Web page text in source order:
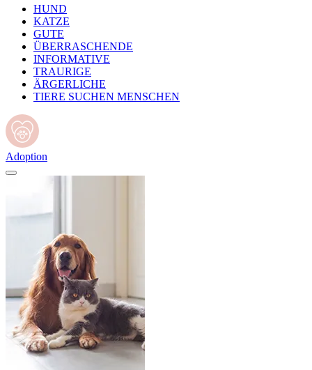
HUND
KATZE
GUTE
ÜBERRASCHENDE
INFORMATIVE
TRAURIGE
ÄRGERLICHE
TIERE SUCHEN MENSCHEN
Adoption